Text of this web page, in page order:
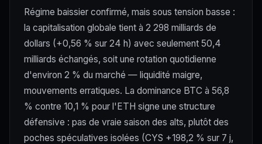
Régime baissier confirmé, mais sous tension basse :
la capitalisation globale tient à 2 298 milliards de
dollars (+0,56 % sur 24 h) avec seulement 50,4
milliards échangés, soit une rotation quotidienne
d'environ 2 % du marché — liquidité maigre,
mouvements erratiques. La dominance BTC à 56,8
% contre 10,1 % pour l'ETH signe une structure
défensive : pas de vraie saison des alts, plutôt des
poches spéculatives isolées (CYS +198,2 % sur 7 j,